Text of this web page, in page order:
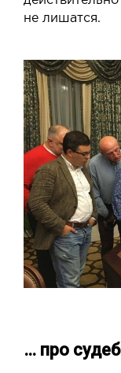
не лишатся.
… про